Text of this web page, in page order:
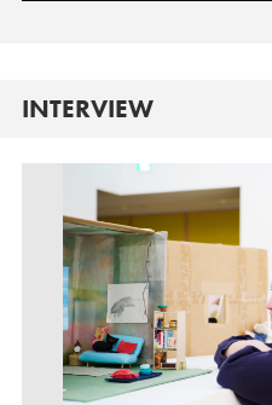
INTERVIEW